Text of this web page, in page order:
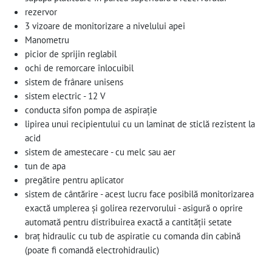
rezervor
3 vizoare de monitorizare a nivelului apei
Manometru
picior de sprijin reglabil
ochi de remorcare înlocuibil
sistem de frânare unisens
sistem electric - 12 V
conducta sifon pompa de aspirație
lipirea unui recipientului cu un laminat de sticlă rezistent la
acid
sistem de amestecare - cu melc sau aer
tun de apa
pregătire pentru aplicator
sistem de cântărire - acest lucru face posibilă monitorizarea
exactă umplerea și golirea rezervorului - asigură o oprire
automată pentru distribuirea exactă a cantității setate
braț hidraulic cu tub de aspiratie cu comanda din cabină
(poate fi comandă electrohidraulic)